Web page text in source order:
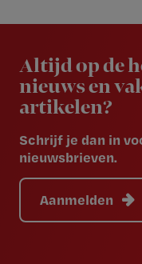
Altijd op de
nieuws en
artikelen?
Schrijf je dan in
nieuwsbrieven.
Aanmelden